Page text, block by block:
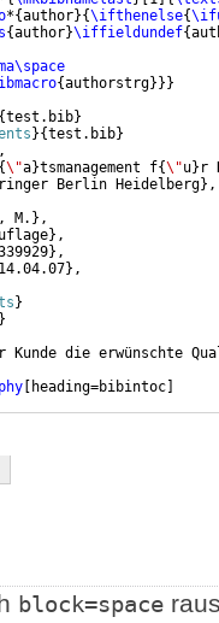
*{author}{\ifthenelse{
{author}\iffieldundef{
{authorstrg}}}
{test.bib}
}{test.bib}
{\"a}tsmanagement f{\"u} r
Berlin Heidelberg} ,
M. } ,
} ,
} ,
} ,
}
}
Kunde die
heading=bibintoc
block=space